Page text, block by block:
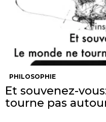
PHILOSOPHIE
Et souvenez-
tourne pas